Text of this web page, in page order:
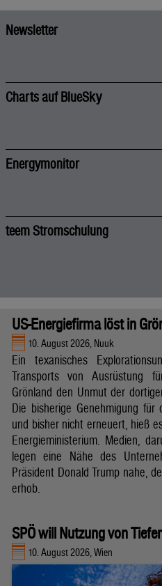
Newsletter
Charts auf BlueSky
Energymonitor
teem Stromschulung
US-Energiefirma löst in
10. August 2026, Nuuk
Ein texanisches
Transports von Ausrüstung
Grönland den Unmut der
Die bisherige Genehmigung für
und bisher nicht erneuert, hieß
Energieministerium. Medien,
legen eine Nähe des
Präsident Donald Trump nahe,
erhob.
SPÖ will Nutzung von
10. August 2026, Wien